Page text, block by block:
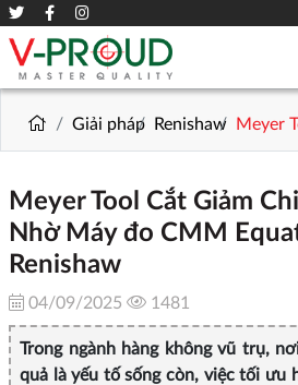
Giải pháp Renishaw Meyer
Meyer Tool Cắt Giảm
Nhờ Máy đo CMM
Renishaw
04/09/2025 1481
Trong ngành hàng không vũ trụ,
quả là yếu tố sống còn, việc tối ưu